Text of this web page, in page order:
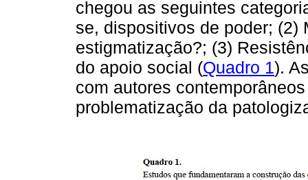
chegou as seguintes
se, dispositivos de poder; (2)
estigmatização?; (3)
do apoio social (Quadro 1).
com autores
problematização da